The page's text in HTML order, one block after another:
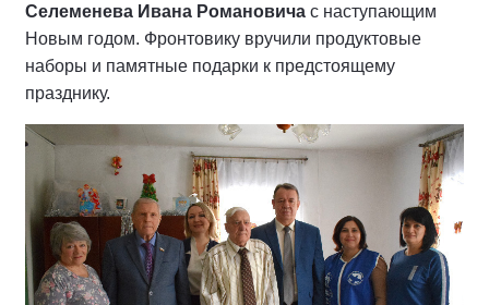
Селеменева Ивана Романовича с наступающим
Новым годом. Фронтовику вручили продуктовые
наборы и памятные подарки к предстоящему
празднику.